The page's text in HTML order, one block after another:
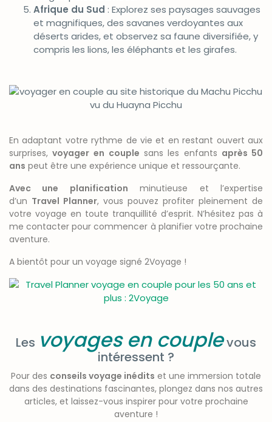
Afrique du Sud : Explorez ses paysages sauvages
et magnifiques, des savanes verdoyantes aux
déserts arides, et observez sa faune diversifiée, y
compris les lions, les éléphants et les girafes.
En adaptant votre rythme de vie et en restant ouvert aux
surprises,voyager en couple sans les enfants après 50
ans peut être une expérience unique et ressourçante.
Avec une planification minutieuse et l’expertise
d’un Travel Planner, vous pouvez profiter pleinement de
votre voyage en toute tranquillité d’esprit. N’hésitez pas à
me contacter pour commencer à planifier votre prochaine
aventure.
A bientôt pour un voyage signé 2Voyage !
Les voyages en couplevous
intéressent ?
Pour des conseils voyage inédits et une immersion totale
dans des destinations fascinantes, plongez dans nos autres
articles, et laissez-vous inspirer pour votre prochaine
aventure !